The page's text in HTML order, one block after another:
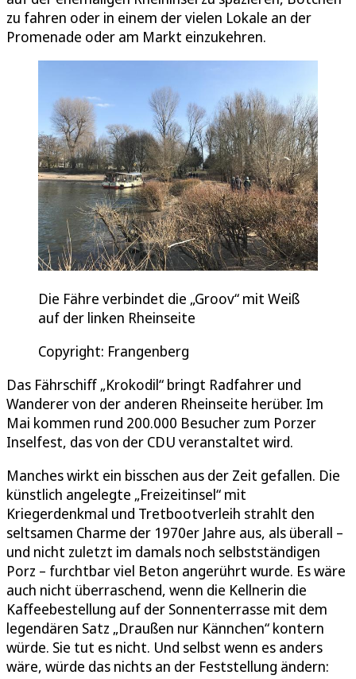
zu fahren oder in einem der vielen Lokale an der
Promenade oder am Markt einzukehren.
Die Fähre verbindet die „Groov“ mit Weiß
auf der linken Rheinseite
Copyright: Frangenberg
Das Fährschiff „Krokodil“ bringt Radfahrer und
Wanderer von der anderen Rheinseite herüber. Im
Mai kommen rund 200.000 Besucher zum Porzer
Inselfest, das von der CDU veranstaltet wird.
Manches wirkt ein bisschen aus der Zeit gefallen. Die
künstlich angelegte „Freizeitinsel“ mit
Kriegerdenkmal und Tretbootverleih strahlt den
seltsamen Charme der 1970er Jahre aus, als überall –
und nicht zuletzt im damals noch selbstständigen
Porz – furchtbar viel Beton angerührt wurde. Es wäre
auch nicht überraschend, wenn die Kellnerin die
Kaffeebestellung auf der Sonnenterrasse mit dem
legendären Satz „Draußen nur Kännchen“ kontern
würde. Sie tut es nicht. Und selbst wenn es anders
wäre, würde das nichts an der Feststellung ändern: